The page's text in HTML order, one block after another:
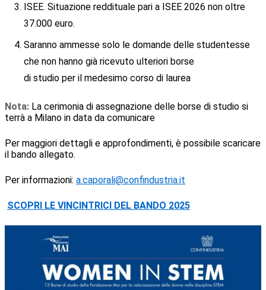
ISEE. Situazione reddituale pari a ISEE 2026 non oltre
37.000 euro.
Saranno ammesse solo le domande delle studentesse
che non hanno già ricevuto ulteriori borse
di studio per il medesimo corso di laurea
Nota: La cerimonia di assegnazione delle borse di studio si
terrà a Milano in data da comunicare
Per maggiori dettagli e approfondimenti, è possibile scaricare
il bando allegato.
Per informazioni: a.caporali@confindustria.it
SCOPRI LE VINCINTRICI DEL BANDO 2025